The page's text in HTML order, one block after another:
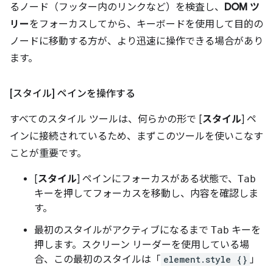
るノード（フッター内のリンクなど）を検査し、 DOM ツ
リーをフォーカスしてから、キーボードを使用して目的の
ノードに移動する方が、より迅速に操作できる場合があり
ます。
[スタイル] ペインを操作する
すべてのスタイル ツールは、何らかの形で [スタイル] ペ
インに接続されているため、まずこのツールを使いこなす
ことが重要です。
[スタイル] ペインにフォーカスがある状態で、 Tab
キーを押してフォーカスを移動し、内容を確認しま
す。
最初のスタイルがアクティブになるまで Tab キーを
押します。スクリーン リーダーを使用している場
合、この最初のスタイルは「 element.style {} 」